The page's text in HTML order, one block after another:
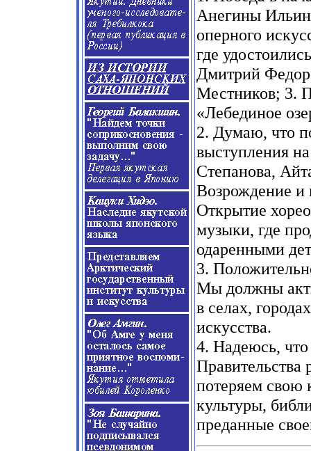
Анегины
оперного
где
Дмитрий
Местников; 3.
«Лебединое
2. Думаю, что
выступления
Степанова,
Возрождение и
Открытие
музыки, где
одаренными
3.
Мы должны
в селах,
искусства.
4. Надеюсь,
Правительства
потеряем свою
культуры,
преданные